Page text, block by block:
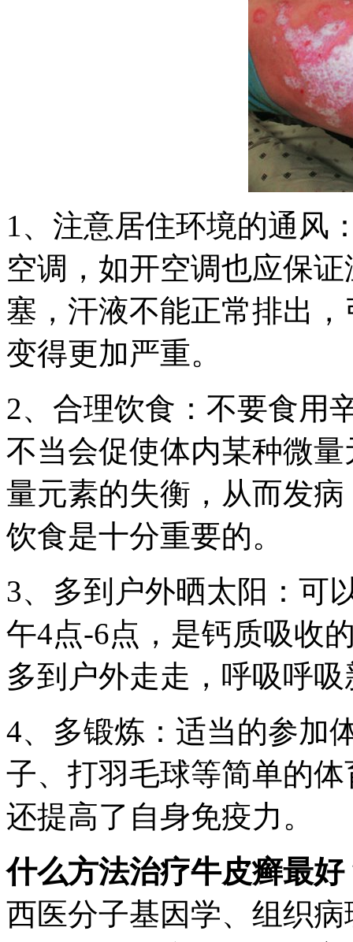
1、注意居住环境的通风
空调，如开空调也应保
塞，汗液不能正常排出
变得更加严重。
2、合理饮食：不要食用
不当会促使体内某种微
量元素的失衡，从而发
饮食是十分重要的。
3、多到户外晒太阳：可
午4点-6点，是钙质吸收
多到户外走走，呼吸呼
4、多锻炼：适当的参加
子、打羽毛球等简单的
还提高了自身免疫力。
什么方法治疗牛皮癣最好
西医分子基因学、组织